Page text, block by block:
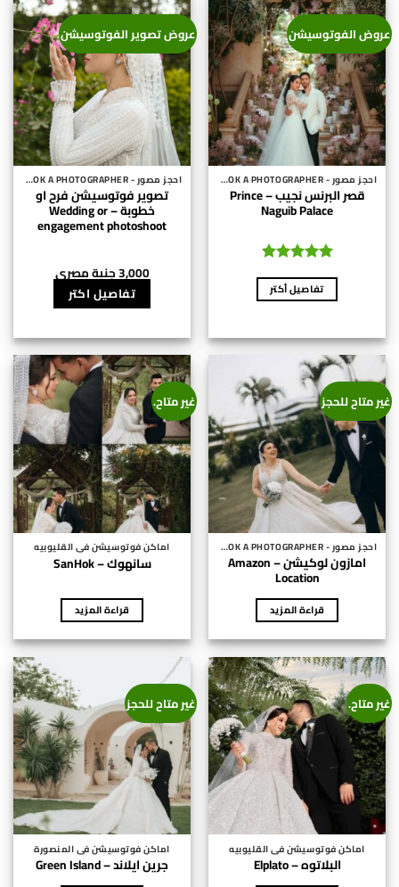
المنتج.
يمكن
اختيار
الخيارات
على
صفحة
المنتج
المنتج.
يمكن
اختيار
الخيارات
على
صفحة
المنتج
عروض الفوتوسيشن
احجز مصور - BOOK A PHOTOGRAPHER
قصر البرنس نجيب – Prince
Naguib Palace
من 5
تفاصيل أكتر
عروض تصوير الفوتوسيشن
احجز مصور - BOOK A PHOTOGRAPHER
تصوير فوتوسيشن فرح او
خطوبة – Wedding or
engagement photoshoot
3,000جنية مصري
تفاصيل اكتر
غير متاح للحجز
احجز مصور - BOOK A PHOTOGRAPHER
امازون لوكيشن – Amazon
Location
قراءة المزيد
غير متاح.
اماكن فوتوسيشن فى القليوبيه
سانهوك – SanHok
قراءة المزيد
غير متاح.
اماكن فوتوسيشن فى القليوبيه
البلاتوه – Elplato
غير متاح للحجز
اماكن فوتوسيشن فى المنصورة
جرين ايلاند – Green Island